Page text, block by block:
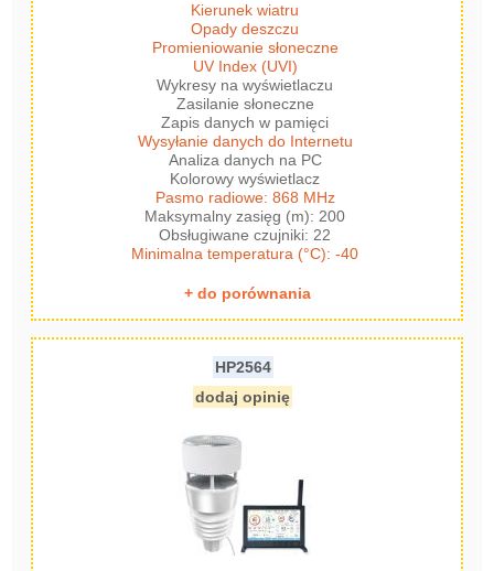
Kierunek wiatru
Opady deszczu
Promieniowanie słoneczne
UV Index (UVI)
Wykresy na wyświetlaczu
Zasilanie słoneczne
Zapis danych w pamięci
Wysyłanie danych do Internetu
Analiza danych na PC
Kolorowy wyświetlacz
Pasmo radiowe: 868 MHz
Maksymalny zasięg (m): 200
Obsługiwane czujniki: 22
Minimalna temperatura (°C): -40
+ do porównania
HP2564
dodaj opinię